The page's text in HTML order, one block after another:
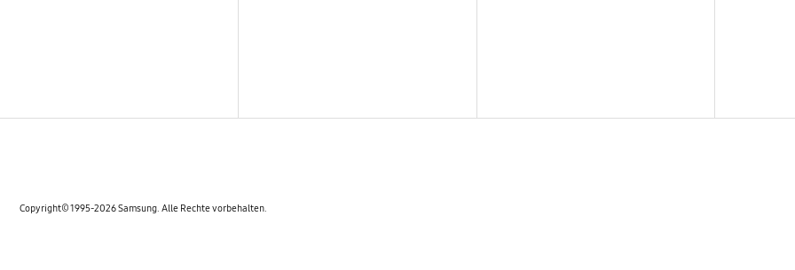
Copyright© 1995-2026 Samsung. Alle Rechte vorbehalten.